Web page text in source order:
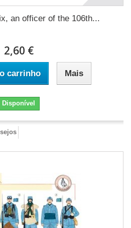
an officer of the 106th...
2,60 €
carrinho Mais
Disponível